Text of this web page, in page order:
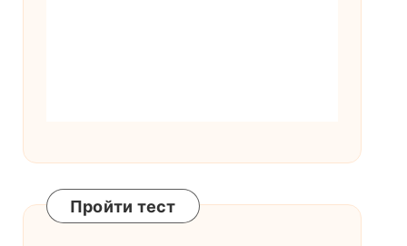
Пройти тест